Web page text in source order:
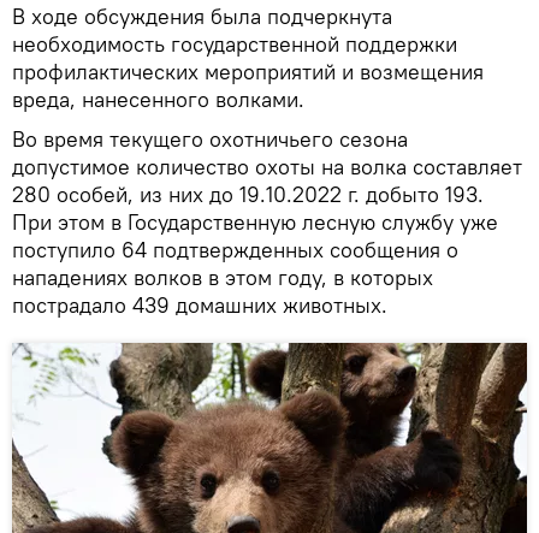
В ходе обсуждения была подчеркнута
необходимость государственной поддержки
профилактических мероприятий и возмещения
вреда, нанесенного волками.
Во время текущего охотничьего сезона
допустимое количество охоты на волка составляет
280 особей, из них до 19.10.2022 г. добыто 193.
При этом в Государственную лесную службу уже
поступило 64 подтвержденных сообщения о
нападениях волков в этом году, в которых
пострадало 439 домашних животных.